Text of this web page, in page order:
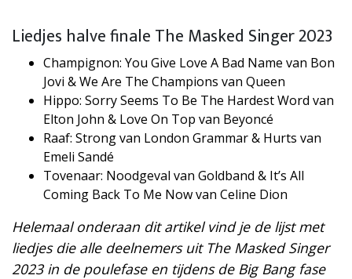
Liedjes halve finale The Masked Singer 2023
Champignon: You Give Love A Bad Name van Bon
Jovi & We Are The Champions van Queen
Hippo: Sorry Seems To Be The Hardest Word van
Elton John & Love On Top van Beyoncé
Raaf: Strong van London Grammar & Hurts van
Emeli Sandé
Tovenaar: Noodgeval van Goldband & It’s All
Coming Back To Me Now van Celine Dion
Helemaal onderaan dit artikel vind je de lijst met
liedjes die alle deelnemers uit The Masked Singer
2023 in de poulefase en tijdens de Big Bang fase